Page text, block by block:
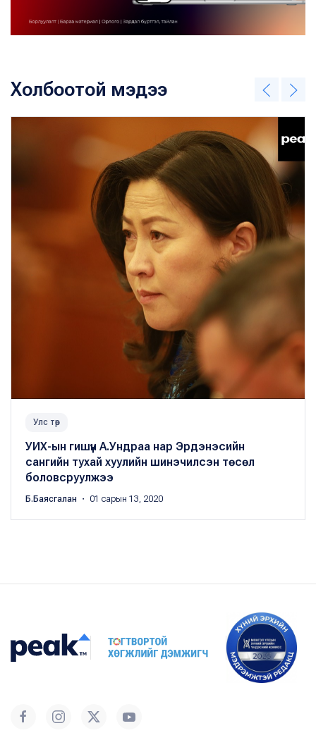
Холбоотой мэдээ
Улс төр
УИХ-ын гишүүн А.Ундраа нар Эрдэнэсийн
сангийн тухай хуулийн шинэчилсэн төсөл
боловсруулжээ
Б.Баясгалан ・ 01 сарын 13, 2020